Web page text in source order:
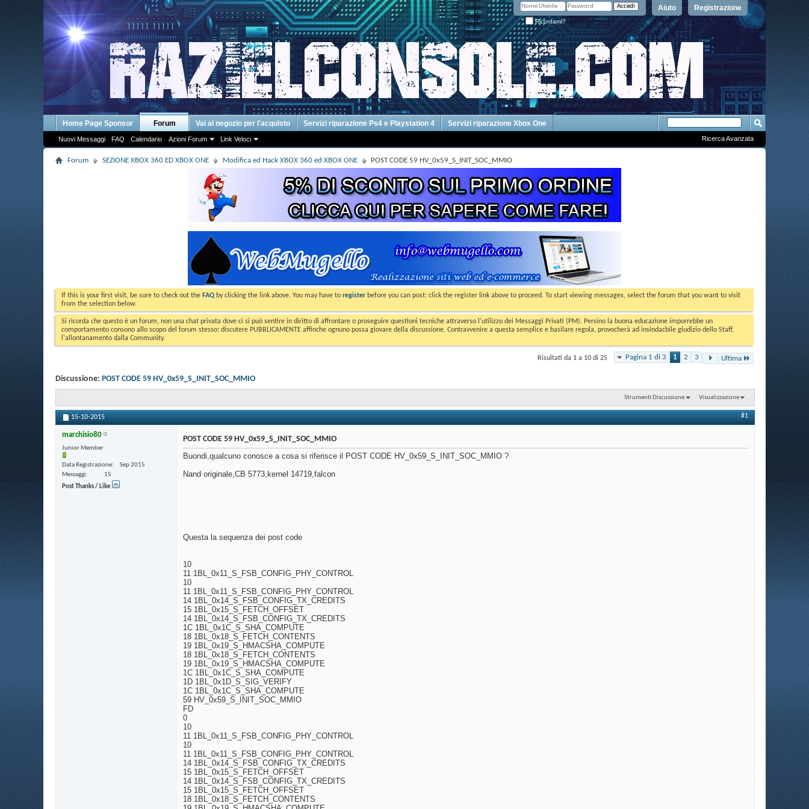
Registrazione
Aiuto
Ricordami?
Home Page Sponsor Forum
Nuovi Messaggi FAQ Calendario Azioni Forum Link Veloci
Vai al negozio per l'acquisto Servizi riparazione Ps4 e Playstation 4 Servizi riparazione Xbox One
Ricerca Avanzata
Forum SEZIONE XBOX 360 ED XBOX ONE Modifica ed Hack XBOX 360 ed XBOX ONE POST CODE 59 HV_0x59_S_INIT_SOC_MMIO
If this is your first visit, be sure to check out the FAQ by clicking the link above. You may have to register before you can post: click the register link above to proceed. To start viewing messages, select the forum that you want to visit
from the selection below.
Si ricorda che questo è un forum, non una chat privata dove ci si può sentire in diritto di affrontare o proseguire questioni tecniche attraverso l'utilizzo dei Messaggi Privati (PM). Persino la buona educazione imporrebbe un
comportamento consono allo scopo del forum stesso: discutere PUBBLICAMENTE affinche ognuno possa giovare della discussione. Contravvenire a questa semplice e basilare regola, provocherà ad insindacbile giudizio dello Staff,
l'allontanamento dalla Community.
Pagina 1 di 3 1 2 3 Ultima
Risultati da 1 a 10 di 25
Discussione: POST CODE 59 HV_0x59_S_INIT_SOC_MMIO
Strumenti Discussione Visualizzazione
15-10-2015 #1
marchisio80
Junior Member
Data Registrazione
Sep 2015
Messaggi
15
Post Thanks / Like
POST CODE 59 HV_0x59_S_INIT_SOC_MMIO
Buondi,qualcuno conosce a cosa si riferisce il POST CODE HV_0x59_S_INIT_SOC_MMIO ?
Nand originale,CB 5773,kernel 14719,falcon
Questa la sequenza dei post code
10
11 1BL_0x11_S_FSB_CONFIG_PHY_CONTROL
10
11 1BL_0x11_S_FSB_CONFIG_PHY_CONTROL
14 1BL_0x14_S_FSB_CONFIG_TX_CREDITS
15 1BL_0x15_S_FETCH_OFFSET
14 1BL_0x14_S_FSB_CONFIG_TX_CREDITS
1C 1BL_0x1C_S_SHA_COMPUTE
18 1BL_0x18_S_FETCH_CONTENTS
19 1BL_0x19_S_HMACSHA_COMPUTE
18 1BL_0x18_S_FETCH_CONTENTS
19 1BL_0x19_S_HMACSHA_COMPUTE
1C 1BL_0x1C_S_SHA_COMPUTE
1D 1BL_0x1D_S_SIG_VERIFY
1C 1BL_0x1C_S_SHA_COMPUTE
59 HV_0x59_S_INIT_SOC_MMIO
FD
0
10
11 1BL_0x11_S_FSB_CONFIG_PHY_CONTROL
10
11 1BL_0x11_S_FSB_CONFIG_PHY_CONTROL
14 1BL_0x14_S_FSB_CONFIG_TX_CREDITS
15 1BL_0x15_S_FETCH_OFFSET
14 1BL_0x14_S_FSB_CONFIG_TX_CREDITS
15 1BL_0x15_S_FETCH_OFFSET
18 1BL_0x18_S_FETCH_CONTENTS